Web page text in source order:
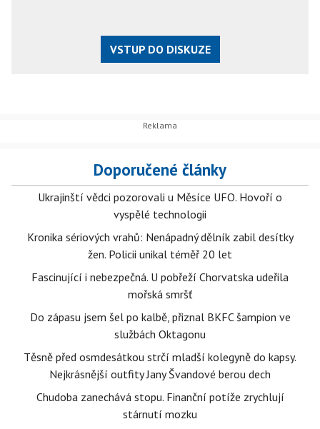
VSTUP DO DISKUZE
Doporučené články
Ukrajinští vědci pozorovali u Měsíce UFO. Hovoří o
vyspělé technologii
Kronika sériových vrahů: Nenápadný dělník zabil desítky
žen. Policii unikal téměř 20 let
Fascinující i nebezpečná. U pobřeží Chorvatska udeřila
mořská smršť
Do zápasu jsem šel po kalbě, přiznal BKFC šampion ve
službách Oktagonu
Těsně před osmdesátkou strčí mladší kolegyně do kapsy.
Nejkrásnější outfity Jany Švandové berou dech
Chudoba zanechává stopu. Finanční potíže zrychlují
stárnutí mozku